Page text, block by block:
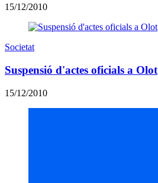
15/12/2010
Societat
Suspensió d'actes oficials a Olot
15/12/2010